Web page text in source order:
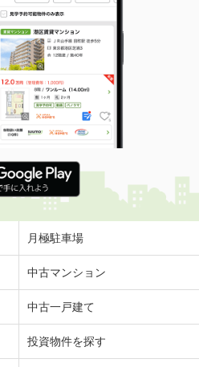
月極駐車場
中古マンション
中古一戸建て
投資物件を探す